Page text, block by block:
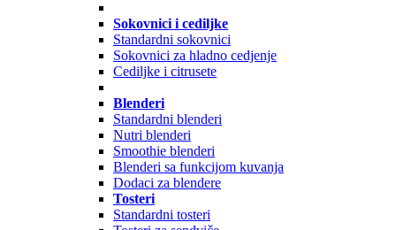
Sokovnici i cediljke
Standardni sokovnici
Sokovnici za hladno cedjenje
Cediljke i citrusete
Blenderi
Standardni blenderi
Nutri blenderi
Smoothie blenderi
Blenderi sa funkcijom kuvanja
Dodaci za blendere
Tosteri
Standardni tosteri